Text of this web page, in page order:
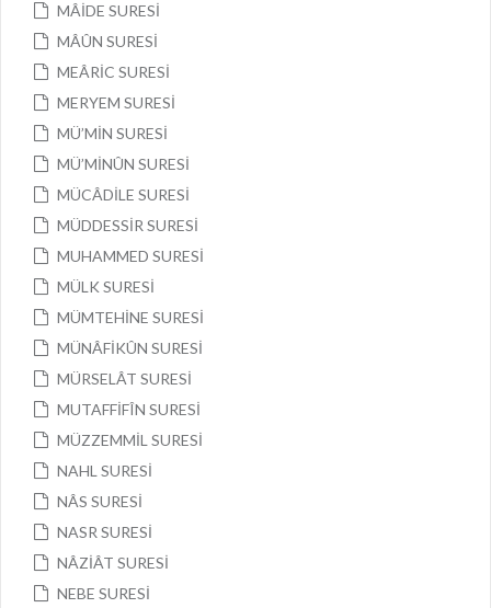
MÂİDE SURESİ
MÂÛN SURESİ
MEÂRİC SURESİ
MERYEM SURESİ
MÜ’MİN SURESİ
MÜ’MİNÛN SURESİ
MÜCÂDİLE SURESİ
MÜDDESSİR SURESİ
MUHAMMED SURESİ
MÜLK SURESİ
MÜMTEHİNE SURESİ
MÜNÂFİKÛN SURESİ
MÜRSELÂT SURESİ
MUTAFFİFÎN SURESİ
MÜZZEMMİL SURESİ
NAHL SURESİ
NÂS SURESİ
NASR SURESİ
NÂZİÂT SURESİ
NEBE SURESİ